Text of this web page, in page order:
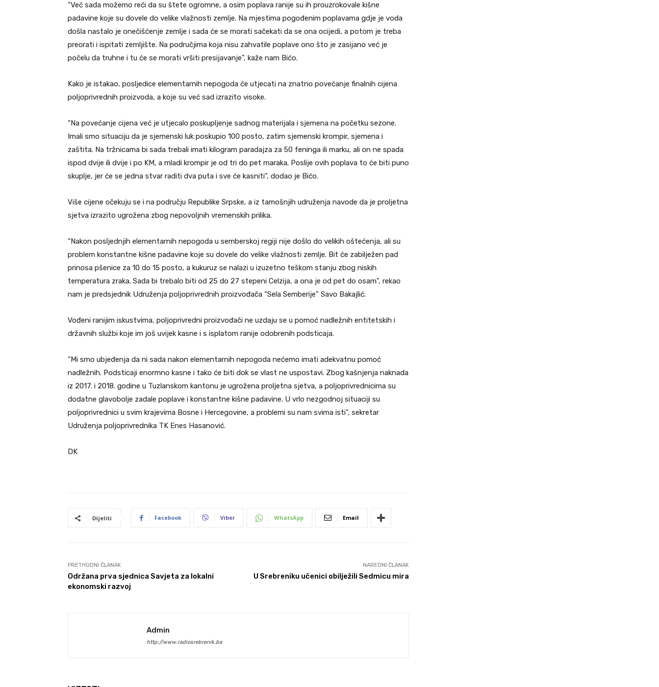
“Već sada možemo reći da su štete ogromne, a osim poplava ranije su ih prouzrokovale kišne
padavine koje su dovele do velike vlažnosti zemlje. Na mjestima pogođenim poplavama gdje je voda
došla nastalo je onečišćenje zemlje i sada će se morati sačekati da se ona ocijedi, a potom je treba
preorati i ispitati zemljište. Na područjima koja nisu zahvatile poplave ono što je zasijano već je
počelu da truhne i tu će se morati vršiti presijavanje”, kaže nam Bićo.
Kako je istakao, posljedice elementarnih nepogoda će utjecati na znatno povećanje finalnih cijena
poljoprivrednih proizvoda, a koje su već sad izrazito visoke.
“Na povećanje cijena već je utjecalo poskupljenje sadnog materijala i sjemena na početku sezone.
Imali smo situaciju da je sjemenski luk poskupio 100 posto, zatim sjemenski krompir, sjemena i
zaštita. Na tržnicama bi sada trebali imati kilogram paradajza za 50 feninga ili marku, ali on ne spada
ispod dvije ili dvije i po KM, a mladi krompir je od tri do pet maraka. Poslije ovih poplava to će biti puno
skuplje, jer će se jedna stvar raditi dva puta i sve će kasniti”, dodao je Bićo.
Više cijene očekuju se i na području Republike Srpske, a iz tamošnjih udruženja navode da je proljetna
sjetva izrazito ugrožena zbog nepovoljnih vremenskih prilika.
“Nakon posljednjih elementarnih nepogoda u semberskoj regiji nije došlo do velikih oštećenja, ali su
problem konstantne kišne padavine koje su dovele do velike vlažnosti zemlje. Bit će zabilježen pad
prinosa pšenice za 10 do 15 posto, a kukuruz se nalazi u izuzetno teškom stanju zbog niskih
temperatura zraka. Sada bi trebalo biti od 25 do 27 stepeni Celzija, a ona je od pet do osam”, rekao
nam je predsjednik Udruženja poljoprivrednih proizvođača “Sela Semberije” Savo Bakajlić.
Vođeni ranijim iskustvima, poljoprivredni proizvođači ne uzdaju se u pomoć nadležnih entitetskih i
državnih službi koje im još uvijek kasne i s isplatom ranije odobrenih podsticaja.
“Mi smo ubjeđenja da ni sada nakon elementarnih nepogoda nećemo imati adekvatnu pomoć
nadležnih. Podsticaji enormno kasne i tako će biti dok se vlast ne uspostavi. Zbog kašnjenja naknada
iz 2017. i 2018. godine u Tuzlanskom kantonu je ugrožena proljetna sjetva, a poljoprivrednicima su
dodatne glavobolje zadale poplave i konstantne kišne padavine. U vrlo nezgodnoj situaciji su
poljoprivrednici u svim krajevima Bosne i Hercegovine, a problemi su nam svima isti”, sekretar
Udruženja poljoprivrednika TK Enes Hasanović.
DK
Dijeliti Facebook Viber WhatsApp Email
PRETHODNI ČLANAK
Održana prva sjednica Savjeta za lokalni
ekonomski razvoj
NAREDNI ČLANAK
U Srebreniku učenici obilježili Sedmicu mira
Admin
http://www.radiosrebrenik.ba